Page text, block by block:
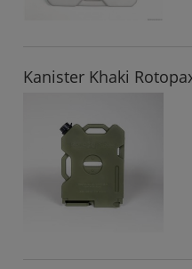
Kanister Khaki